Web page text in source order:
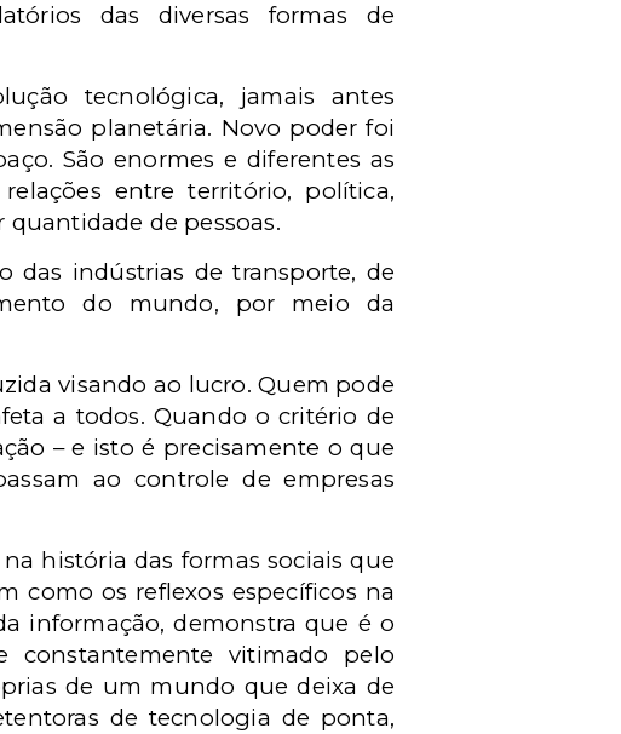
das diversas formas de
tecnológica, jamais antes
planetária. Novo poder foi
São enormes e diferentes as
entre território, política,
de pessoas.
das indústrias de transporte, de
do mundo, por meio da
visando ao lucro. Quem pode
a todos. Quando o critério de
– e isto é precisamente o que
ao controle de empresas
história das formas sociais que
como os reflexos específicos na
informação, demonstra que é o
constantemente vitimado pelo
de um mundo que deixa de
de tecnologia de ponta,